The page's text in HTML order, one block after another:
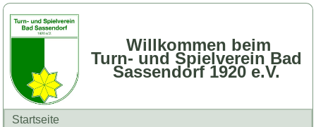
Willkommen beim
Turn- und Spielverein Bad
Sassendorf 1920 e.V.
Startseite